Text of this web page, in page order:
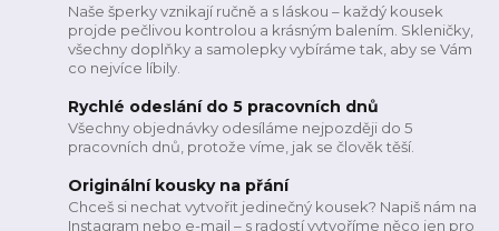
Naše šperky vznikají ručně a s láskou – každý kousek
projde pečlivou kontrolou a krásným balením. Skleničky,
všechny doplňky a samolepky vybíráme tak, aby se Vám
co nejvíce líbily.
Rychlé odeslání do 5 pracovních dnů
Všechny objednávky odesíláme nejpozději do 5
pracovních dnů, protože víme, jak se člověk těší.
Originální kousky na přání
Chceš si nechat vytvořit jedinečný kousek? Napiš nám na
Instagram nebo e-mail – s radostí vytvoříme něco jen pro